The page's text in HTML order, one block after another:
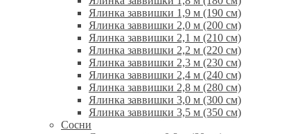
Ялинка заввишки 1,9 м (190 см)
Ялинка заввишки 2,0 м (200 см)
Ялинка заввишки 2,1 м (210 см)
Ялинка заввишки 2,2 м (220 см)
Ялинка заввишки 2,3 м (230 см)
Ялинка заввишки 2,4 м (240 см)
Ялинка заввишки 2,8 м (280 см)
Ялинка заввишки 3,0 м (300 см)
Ялинка заввишки 3,5 м (350 см)
Сосни